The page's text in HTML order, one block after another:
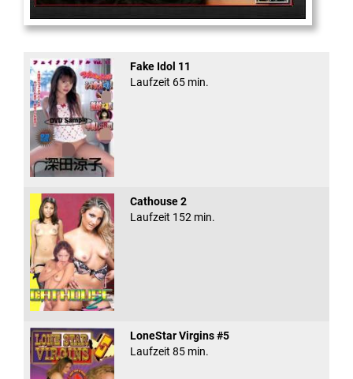
For That
Fake Idol 11
Laufzeit 65 min.
Cathouse 2
Laufzeit 152 min.
LoneStar Virgins #5
Laufzeit 85 min.